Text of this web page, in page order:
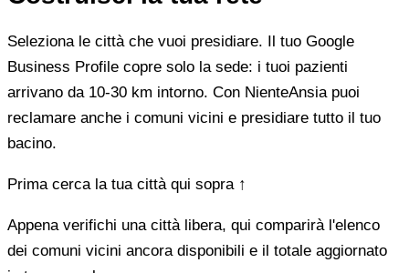
Seleziona le città che vuoi presidiare. Il tuo Google
Business Profile copre solo la sede: i tuoi pazienti
arrivano da 10-30 km intorno. Con NienteAnsia puoi
reclamare anche i comuni vicini e presidiare tutto il tuo
bacino.
Prima cerca la tua città qui sopra ↑
Appena verifichi una città libera, qui comparirà l'elenco
dei comuni vicini ancora disponibili e il totale aggiornato